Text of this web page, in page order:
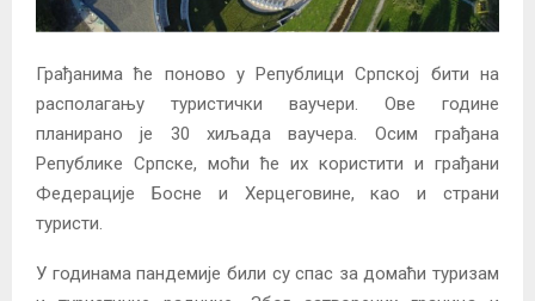
Грађанима ће поново у Републици Српској бити на
располагању туристички ваучери. Ове године
планирано је 30 хиљада ваучера. Осим грађана
Републике Српске, моћи ће их користити и грађани
Федерације Босне и Херцеговине, као и страни
туристи.
У годинама пандемије били су спас за домаћи туризам